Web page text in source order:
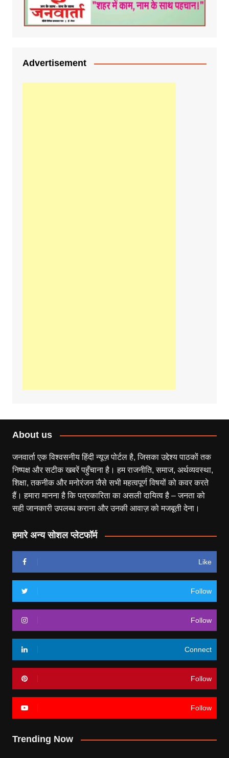
Advertisement
About us
जनवार्ता एक विश्वसनीय हिंदी न्यूज़ पोर्टल है, जिसका उद्देश्य पाठकों तक
निष्पक्ष और सटीक खबरें पहुँचाना है। हम राजनीति, समाज, अर्थव्यवस्था,
शिक्षा, तकनीक और मनोरंजन जैसे सभी महत्वपूर्ण विषयों को कवर करते
हैं। हमारा मानना है कि पत्रकारिता का असली दायित्व है – जनता को
सही जानकारी उपलब्ध कराना और उनकी आवाज़ को मजबूती देना।
हमारे अन्य सोशल प्लेटफॉर्म
Like
Follow
Follow
Connect
Follow
Follow
Trending Now